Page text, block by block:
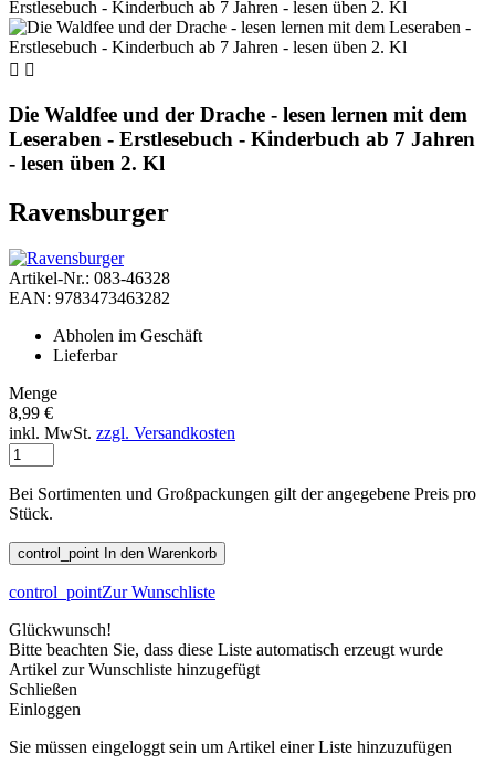
 
Die Waldfee und der Drache - lesen lernen mit dem
Leseraben - Erstlesebuch - Kinderbuch ab 7 Jahren
- lesen üben 2. Kl
Ravensburger
Artikel-Nr.: 083-46328
EAN: 9783473463282
Abholen im Geschäft
Lieferbar
Menge
8,99 €
inkl. MwSt. zzgl. Versandkosten
Bei Sortimenten und Großpackungen gilt der angegebene Preis pro
Stück.
control_point In den Warenkorb
control_pointZur Wunschliste
Glückwunsch!
Bitte beachten Sie, dass diese Liste automatisch erzeugt wurde
Artikel zur Wunschliste hinzugefügt
Schließen
Einloggen
Sie müssen eingeloggt sein um Artikel einer Liste hinzuzufügen